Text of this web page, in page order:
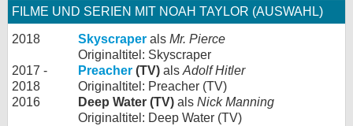
FILME UND SERIEN MIT NOAH TAYLOR (AUSWAHL)
2018 Skyscraper als Mr. Pierce
Originaltitel: Skyscraper
2017 -
2018
Preacher (TV) als Adolf Hitler
Originaltitel: Preacher (TV)
2016
Deep Water (TV) als Nick Manning
Originaltitel: Deep Water (TV)